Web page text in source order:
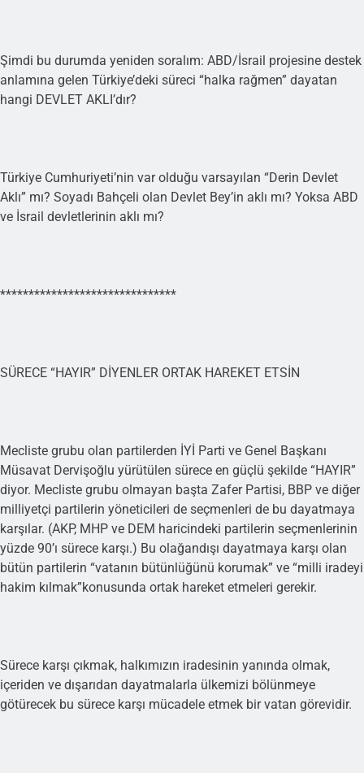
Şimdi bu durumda yeniden soralım: ABD/İsrail projesine destek
anlamına gelen Türkiye’deki süreci “halka rağmen” dayatan
hangi DEVLET AKLI’dır?
Türkiye Cumhuriyeti’nin var olduğu varsayılan “Derin Devlet
Aklı” mı? Soyadı Bahçeli olan Devlet Bey’in aklı mı? Yoksa ABD
ve İsrail devletlerinin aklı mı?
*******************************
SÜRECE “HAYIR” DİYENLER ORTAK HAREKET ETSİN
Mecliste grubu olan partilerden İYİ Parti ve Genel Başkanı
Müsavat Dervişoğlu yürütülen sürece en güçlü şekilde “HAYIR”
diyor. Mecliste grubu olmayan başta Zafer Partisi, BBP ve diğer
milliyetçi partilerin yöneticileri de seçmenleri de bu dayatmaya
karşılar. (AKP, MHP ve DEM haricindeki partilerin seçmenlerinin
yüzde 90’ı sürece karşı.) Bu olağandışı dayatmaya karşı olan
bütün partilerin “vatanın bütünlüğünü korumak” ve “milli iradeyi
hakim kılmak”konusunda ortak hareket etmeleri gerekir.
Sürece karşı çıkmak, halkımızın iradesinin yanında olmak,
içeriden ve dışarıdan dayatmalarla ülkemizi bölünmeye
götürecek bu sürece karşı mücadele etmek bir vatan görevidir.